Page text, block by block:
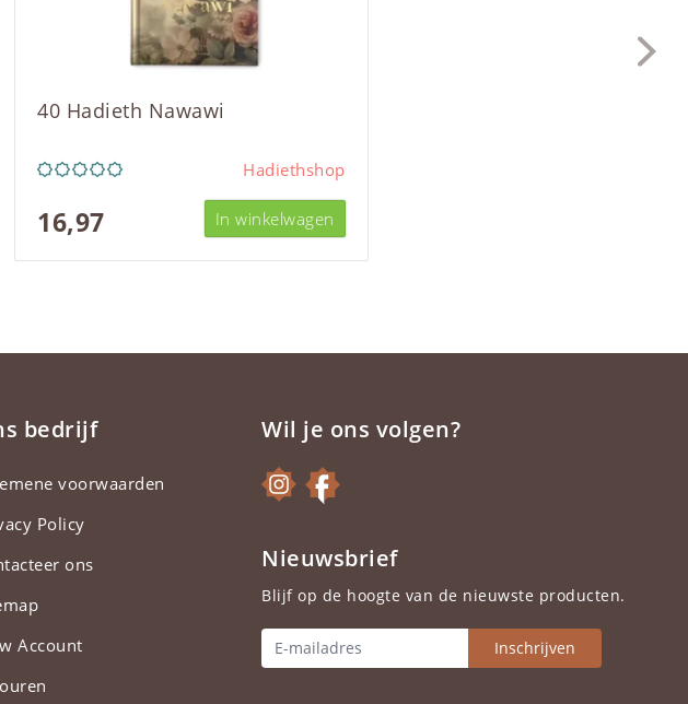
40 Hadieth Nawawi
Hadiethshop
16,97 In winkelwagen
bedrijf
voorwaarden
Policy
ons
Account
Wil je ons volgen?
Nieuwsbrief
Blijf op de hoogte van de nieuwste producten.
Inschrijven